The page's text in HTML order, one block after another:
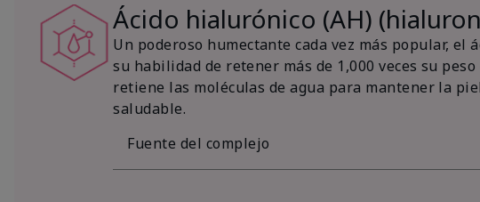
Ácido hialurónico (AH)
Un poderoso humectante cada vez más popular, el
su habilidad de retener más de 1,000 veces su
retiene las moléculas de agua para mantener la
saludable.
Fuente del complejo